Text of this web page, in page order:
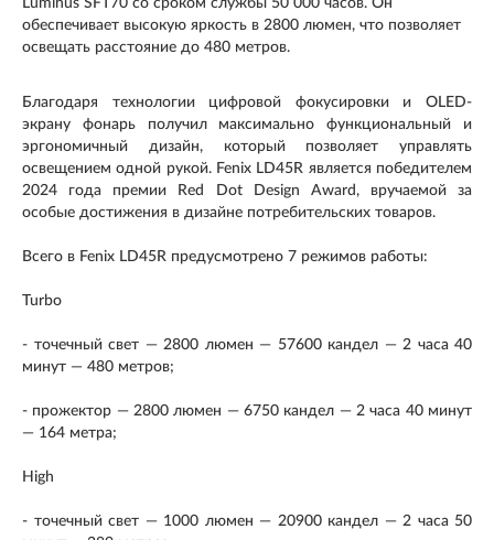
обеспечивает высокую яркость в 2800 люмен, что позволяет
освещать расстояние до 480 метров.
Благодаря технологии цифровой фокусировки и OLED-
экрану фонарь получил максимально функциональный и
эргономичный дизайн, который позволяет управлять
освещением одной рукой. Fenix LD45R является победителем
2024 года премии Red Dot Design Award, вручаемой за
особые достижения в дизайне потребительских товаров.
Всего в Fenix LD45R предусмотрено 7 режимов работы:
Turbo
- точечный свет — 2800 люмен — 57600 кандел — 2 часа 40
минут — 480 метров;
- прожектор — 2800 люмен — 6750 кандел — 2 часа 40 минут
— 164 метра;
High
- точечный свет — 1000 люмен — 20900 кандел — 2 часа 50